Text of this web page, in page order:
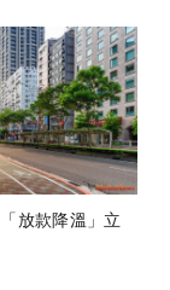
放款降溫」立